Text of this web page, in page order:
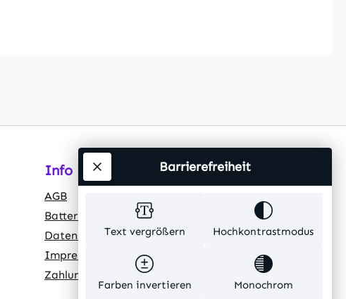
Info
AGB
Batteriehinweis
Datenschutz
Impressum
Zahlungsarten
Text vergrößern Hochkontrastmodus
Farben invertieren Monochrom
Barrierefreiheit